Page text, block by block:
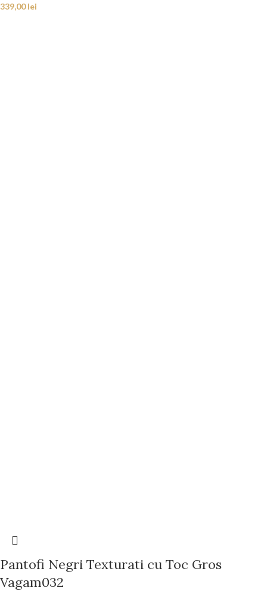
339,00lei
Pantofi Negri Texturati cu Toc Gros
Vagam032